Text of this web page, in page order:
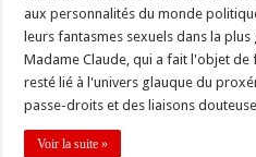
aux personnalités du monde
leurs fantasmes sexuels dans la
Madame Claude, qui a fait l'objet de
resté lié à l'univers glauque du
passe-droits et des liaisons
Voir la suite »